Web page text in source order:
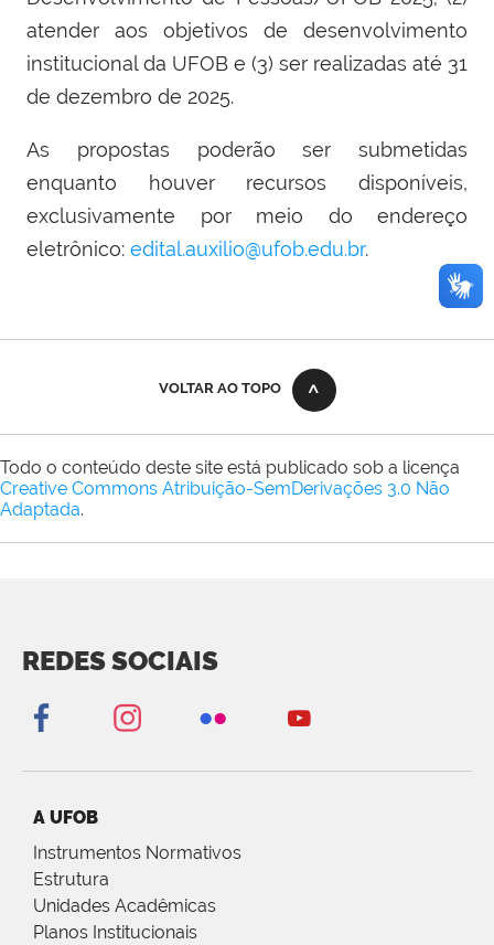
atender aos objetivos de desenvolvimento
institucional da UFOB e (3) ser realizadas até 31
de dezembro de 2025.
As propostas poderão ser submetidas
enquanto houver recursos disponíveis,
exclusivamente por meio do endereço
eletrônico: edital.auxilio@ufob.edu.br.
VOLTAR AO TOPO
Todo o conteúdo deste site está publicado sob a licença
Creative Commons Atribuição-SemDerivações 3.0 Não
Adaptada.
REDES SOCIAIS
A UFOB
Instrumentos Normativos
Estrutura
Unidades Acadêmicas
Planos Institucionais